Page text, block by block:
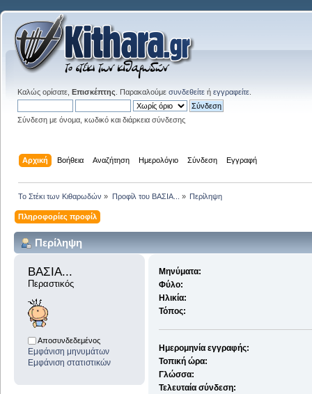
Καλώς ορίσατε, Επισκέπτης . Παρακαλούμε συνδεθείτε ή εγγραφείτε
Σύνδεση με όνομα, κωδικό και διάρκεια σύνδεσης
Αρχική Βοήθεια Αναζήτηση Ημερολόγιο Σύνδεση Εγγραφή
Το Στέκι των Κιθαρωδών » Προφίλ του ΒΑΣΙΑ... » Περίληψη
Πληροφορίες προφίλ
Περίληψη
ΒΑΣΙΑ...
Περαστικός
Αποσυνδεδεμένος
Εμφάνιση μηνυμάτων
Εμφάνιση στατιστικών
Μηνύματα:
Φύλο:
Ηλικία:
Τόπος:
Ημερομηνία εγγραφής:
Τοπική ώρα:
Γλώσσα:
Τελευταία σύνδεση: